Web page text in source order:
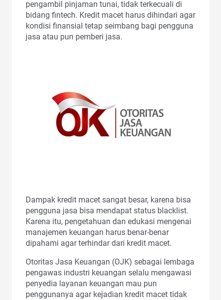
pengambil pinjaman tunai, tidak terkecuali di
bidang fintech. Kredit macet harus dihindari agar
kondisi finansial tetap seimbang bagi pengguna
jasa atau pun pemberi jasa.
Dampak kredit macet sangat besar, karena bisa
pengguna jasa bisa mendapat status blacklist.
Karena itu, pengetahuan dan edukasi mengenai
manajemen keuangan harus benar-benar
dipahami agar terhindar dari kredit macet.
Otoritas Jasa Keuangan (OJK) sebagai lembaga
pengawas industri keuangan selalu mengawasi
penyedia layanan keuangan mau pun
penggunanya agar kejadian kredit macet tidak